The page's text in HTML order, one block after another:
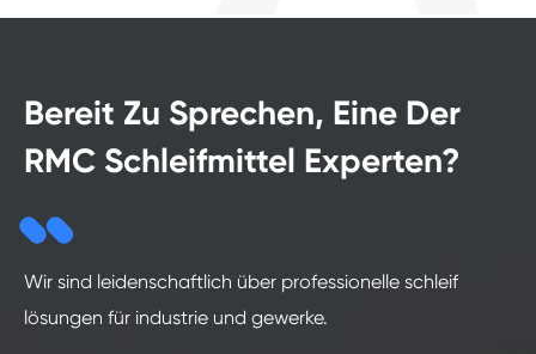
Bereit Zu Sprechen, Eine Der
RMC Schleifmittel Experten?
Wir sind leidenschaftlich über professionelle schleif
lösungen für industrie und gewerke.